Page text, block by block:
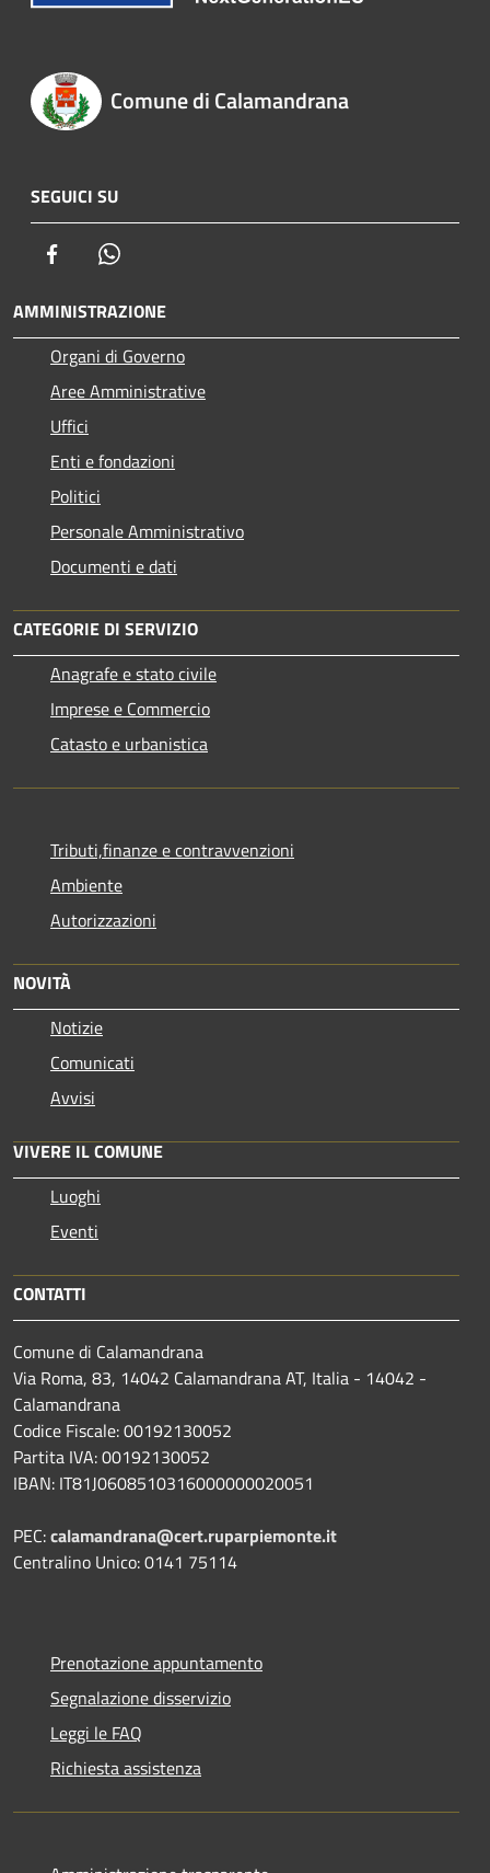
Comune di Calamandrana
SEGUICI SU
Facebook
AMMINISTRAZIONE
Organi di Governo
Aree Amministrative
Uffici
Enti e fondazioni
Politici
Personale Amministrativo
Documenti e dati
CATEGORIE DI SERVIZIO
Anagrafe e stato civile
Imprese e Commercio
Catasto e urbanistica
Tributi,finanze e contravvenzioni
Ambiente
Autorizzazioni
NOVITÀ
Notizie
Comunicati
Avvisi
VIVERE IL COMUNE
Luoghi
Eventi
CONTATTI
Comune di Calamandrana
Via Roma, 83, 14042 Calamandrana AT, Italia - 14042 -
Calamandrana
Codice Fiscale: 00192130052
Partita IVA: 00192130052
IBAN: IT81J0608510316000000020051
PEC:calamandrana@cert.ruparpiemonte.it
Centralino Unico: 0141 75114
Prenotazione appuntamento
Segnalazione disservizio
Leggi le FAQ
Richiesta assistenza